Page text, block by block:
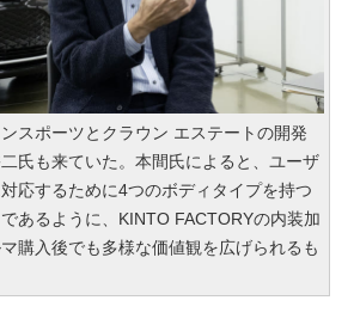
スポーツとクラウン エステートの開発
氏も来ていた。本間氏によると、ユーザ
応するために4つのボディタイプを持つ
あるように、KINTO FACTORYの内装加
購入後でも多様な価値観を広げられるも